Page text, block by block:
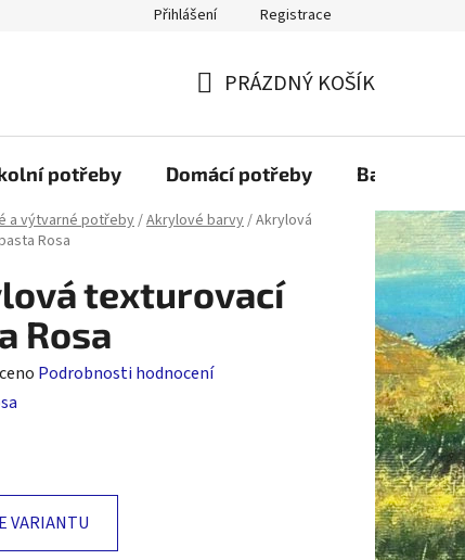
Přihlášení Registrace
KOŠÍK
PRÁZDNÝ KOŠÍK
potřeby Domácí potřeby Balící
a výtvarné potřeby/Akrylové barvy/Akrylová
Rosa
texturovací
Rosa
Podrobnosti hodnocení
VARIANTU